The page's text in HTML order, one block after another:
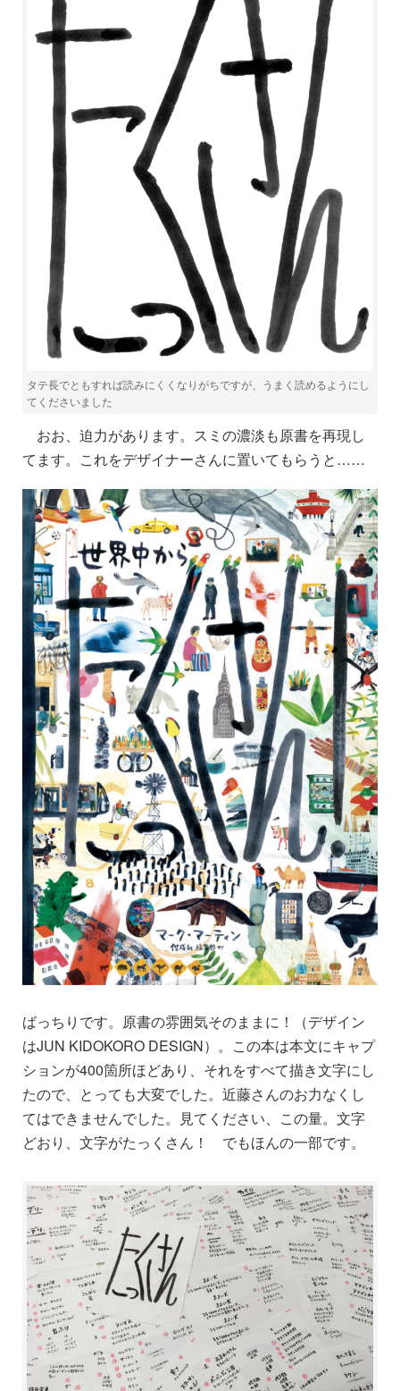
タテ長でともすれば読みにくくなりがちですが、うまく読めるようにし
てくださいました
おお、迫力があります。スミの濃淡も原書を再現し
てます。これをデザイナーさんに置いてもらうと……
ばっちりです。原書の雰囲気そのままに！（デザイン
はJUN KIDOKORO DESIGN）。この本は本文にキャプ
ションが400箇所ほどあり、それをすべて描き文字にし
たので、とっても大変でした。近藤さんのお力なくし
てはできませんでした。見てください、この量。文字
どおり、文字がたっくさん！ でもほんの一部です。